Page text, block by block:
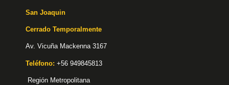
San Joaquin
Cerrado Temporalmente
Av. Vicuña Mackenna 3167
Teléfono: +56 949845813
Región Metropolitana